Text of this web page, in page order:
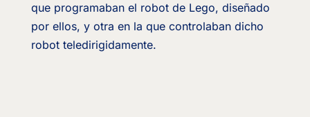
que programaban el robot de Lego, diseñado
por ellos, y otra en la que controlaban dicho
robot teledirigidamente.